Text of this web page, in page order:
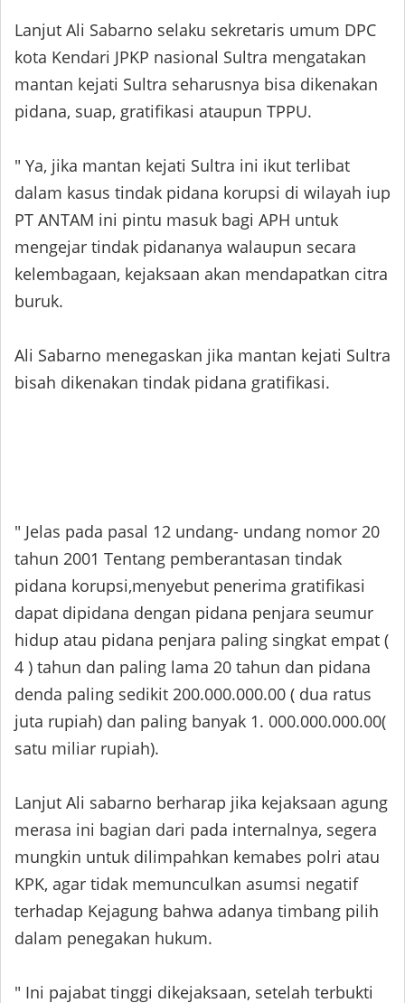
Lanjut Ali Sabarno selaku sekretaris umum DPC
kota Kendari JPKP nasional Sultra mengatakan
mantan kejati Sultra seharusnya bisa dikenakan
pidana, suap, gratifikasi ataupun TPPU.
" Ya, jika mantan kejati Sultra ini ikut terlibat
dalam kasus tindak pidana korupsi di wilayah iup
PT ANTAM ini pintu masuk bagi APH untuk
mengejar tindak pidananya walaupun secara
kelembagaan, kejaksaan akan mendapatkan citra
buruk.
Ali Sabarno menegaskan jika mantan kejati Sultra
bisah dikenakan tindak pidana gratifikasi.
" Jelas pada pasal 12 undang- undang nomor 20
tahun 2001 Tentang pemberantasan tindak
pidana korupsi,menyebut penerima gratifikasi
dapat dipidana dengan pidana penjara seumur
hidup atau pidana penjara paling singkat empat (
4 ) tahun dan paling lama 20 tahun dan pidana
denda paling sedikit 200.000.000.00 ( dua ratus
juta rupiah) dan paling banyak 1. 000.000.000.00(
satu miliar rupiah).
Lanjut Ali sabarno berharap jika kejaksaan agung
merasa ini bagian dari pada internalnya, segera
mungkin untuk dilimpahkan kemabes polri atau
KPK, agar tidak memunculkan asumsi negatif
terhadap Kejagung bahwa adanya timbang pilih
dalam penegakan hukum.
" Ini pajabat tinggi dikejaksaan, setelah terbukti